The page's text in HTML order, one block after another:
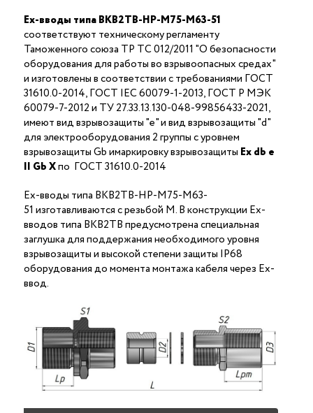
Ex-вводы типа ВКВ2ТВ-НР-М75-М63-51
соответствуют техническому регламенту
Таможенного союза ТР ТС 012/2011 "О безопасности
оборудования для работы во взрывоопасных средах"
и изготовлены в соответствии с требованиями ГОСТ
31610.0-2014, ГОСТ IEC 60079-1-2013, ГОСТ Р МЭК
60079-7-2012 и ТУ 27.33.13.130-048-99856433-2021,
имеют вид взрывозащиты "е" и вид взрывозащиты "d"
для электрооборудования 2 группы с уровнем
взрывозащиты Gb имаркировку взрывозащиты Ехdb е
II Gb Xпо ГОСТ 31610.0-2014
Ex-вводы типа ВКВ2ТВ-НР-М75-М63-
51 изготавливаются с резьбой M. В конструкции Ex-
вводов типа ВКВ2ТВ предусмотрена специальная
заглушка для поддержания необходимого уровня
взрывозащиты и высокой степени защиты IP68
оборудования до момента монтажа кабеля через Ex-
ввод.